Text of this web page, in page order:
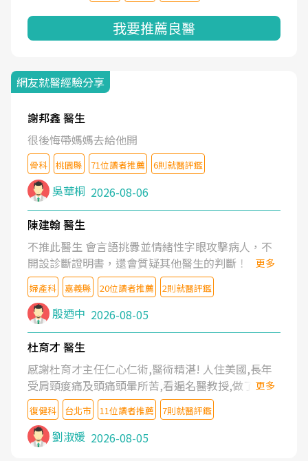
我要推薦良醫
網友就醫經驗分享
謝邦鑫 醫生
很後悔帶媽媽去給他開
骨科 桃園縣 71位讀者推薦 6則就醫評鑑
吳華桐 2026-08-06
陳建翰 醫生
不推此醫生 會言語挑釁並情緒性字眼攻擊病人，不
開設診斷證明書，還會質疑其他醫生的判斷！
更多
婦產科 嘉義縣 20位讀者推薦 2則就醫評鑑
殷迺中 2026-08-05
杜育才 醫生
感謝杜育才主任仁心仁術,醫術精湛! 人住美國,長年
受肩頸痠痛及頭痛頭暈所苦,看遍名醫教授,做了各種
檢查,也嘗試過西醫打針,中醫針灸及物理徒手治療都
沒有用,後來連吃到嗎啡類止痛藥都效果有限,只是壓
症狀,沒多久就痛起來,多年失眠嚴重影響生活品質.
台灣親友介紹忠孝醫院杜育才主任是頸頭症候群專
更多
復健科 台北市 11位讀者推薦 7則就醫評鑑
劉淑媛 2026-08-05